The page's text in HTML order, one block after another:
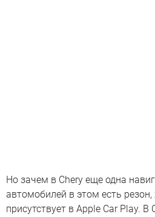
Но зачем в Chery еще одна
автомобилей в этом есть
присутствует в Apple Car Play.